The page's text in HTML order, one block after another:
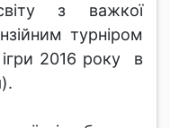
з важкої
турніром
ігри 2016 року в